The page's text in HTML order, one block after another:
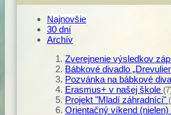
Najnovšie
30 dní
Archív
Zverejnenie výsledkov
Bábkové divadlo
Pozvánka na bábkové
Erasmus+ v našej škole
Projekt "Mladí záhradníci"
Orientačný víkend